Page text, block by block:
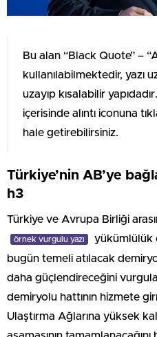
Bu alan “Black Quote” –
kullanılabilmektedir, yazı
uzayıp kısalabilir
içerisinde alıntı iconuna
hale getirebilirsiniz.
Türkiye’nin AB’ye
h3
Türkiye ve Avrupa Birliği
örnek vurgulu yazı
yükümlülük
bugün temeli atılacak
daha güçlendireceğini
demiryolu hattının hizmete
Ulaştırma Ağlarına yüksek